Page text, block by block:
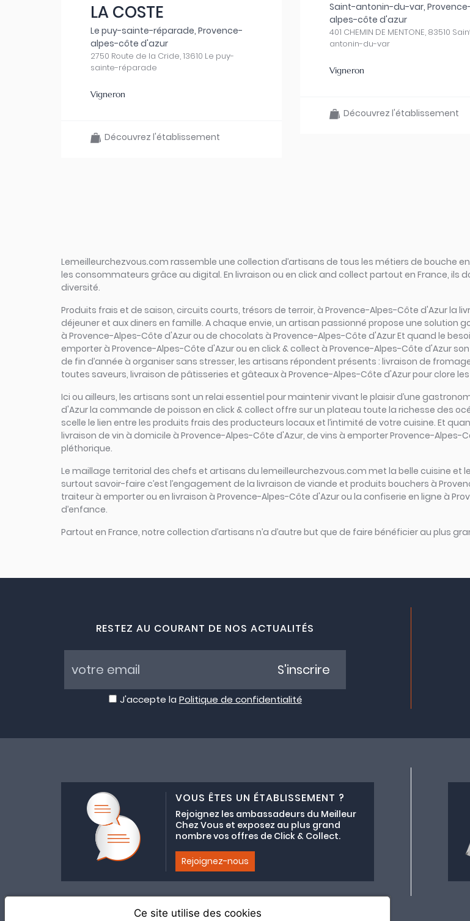
LA COSTE
Le puy-sainte-réparade, Provence-
alpes-côte d'azur
2750 Route de la Cride, 13610 Le puy-
sainte-réparade
Vigneron
Découvrez l'établissement
Saint-antonin-du-var,
alpes-côte d'azur
401 CHEMIN DE MENTONE, 83510
antonin-du-var
Vigneron
Découvrez l'établissement
Lemeilleurchezvous.com rassemble une collection d’artisans de tous les métiers de bouche
les consommateurs grâce au digital. En livraison ou en click and collect partout en France,
diversité.
Produits frais et de saison, circuits courts, trésors de terroir, à Provence-Alpes-Côte d'Azur la
déjeuner et aux diners en famille. A chaque envie, un artisan passionné propose une
à Provence-Alpes-Côte d'Azur ou de chocolats à Provence-Alpes-Côte d'Azur Et quand le
emporter à Provence-Alpes-Côte d'Azur ou en click & collect à Provence-Alpes-Côte d'Azur
de fin d’année à organiser sans stresser, les artisans répondent présents : livraison de
toutes saveurs, livraison de pâtisseries et gâteaux à Provence-Alpes-Côte d'Azur pour clore
Ici ou ailleurs, les artisans sont un relai essentiel pour maintenir vivant le plaisir d’une
d'Azur la commande de poisson en click & collect offre sur un plateau toute la richesse des
scelle le lien entre les produits frais des producteurs locaux et l’intimité de votre cuisine. Et
livraison de vin à domicile à Provence-Alpes-Côte d'Azur, de vins à emporter Provence-Alpes-
pléthorique.
Le maillage territorial des chefs et artisans du lemeilleurchezvous.com met la belle cuisine et
surtout savoir-faire c’est l’engagement de la livraison de viande et produits bouchers à
traiteur à emporter ou en livraison à Provence-Alpes-Côte d'Azur ou la confiserie en ligne à
d’enfance.
Partout en France, notre collection d’artisans n’a d’autre but que de faire bénéficier au plus
RESTEZ AU COURANT DE NOS ACTUALITÉS
J'accepte la Politique de confidentialité
S'inscrire
VOUS ÊTES UN ÉTABLISSEMENT ?
Rejoignez les ambassadeurs du Meilleur
Chez Vous et exposez au plus grand
nombre vos offres de Click & Collect.
Rejoignez-nous
Ce site utilise des cookies